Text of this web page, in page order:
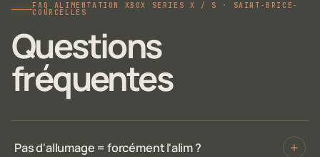
FAQ ALIMENTATION XBOX SERIES X / S · SAINT-BRICE-
COURCELLES
Questions
fréquentes
Pas d'allumage = forcément l'alim ?